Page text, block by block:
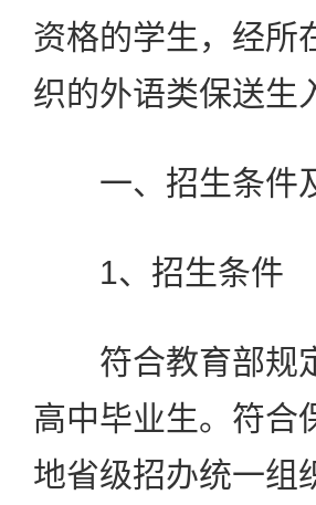
资格的学生，经所
织的外语类保送生
一、招生条件
1、招生条件
符合教育部规定
高中毕业生。符合
地省级招办统一组